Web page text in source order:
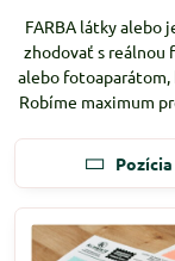
FARBA látky alebo
zhodovať s reálnou
alebo
Robíme maximum
Pozícia